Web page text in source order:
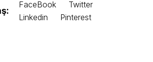
FaceBook
Twitter
Linkedin
Pinterest